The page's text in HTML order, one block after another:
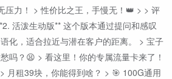
压力！ > 性价比之王，手慢无！👑 > > 评
活泼生动版** 这个版本通过提问和感叹
化，适合拉近与潜在客户的距离。 > 宝子
吗？😫 > 看这里！你的专属流量卡来了！
月租39块，你能得到啥？ > 🎯 100G通用